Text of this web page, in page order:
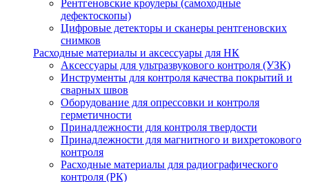
Рентгеновские кроулеры (самоходные
дефектоскопы)
Цифровые детекторы и сканеры рентгеновских
снимков
Расходные материалы и аксессуары для НК
Аксессуары для ультразвукового контроля (УЗК)
Инструменты для контроля качества покрытий и
сварных швов
Оборудование для опрессовки и контроля
герметичности
Принадлежности для контроля твердости
Принадлежности для магнитного и вихретокового
контроля
Расходные материалы для радиографического
контроля (РК)